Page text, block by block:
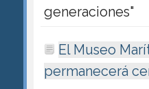
generaciones"
El Museo
permanecerá